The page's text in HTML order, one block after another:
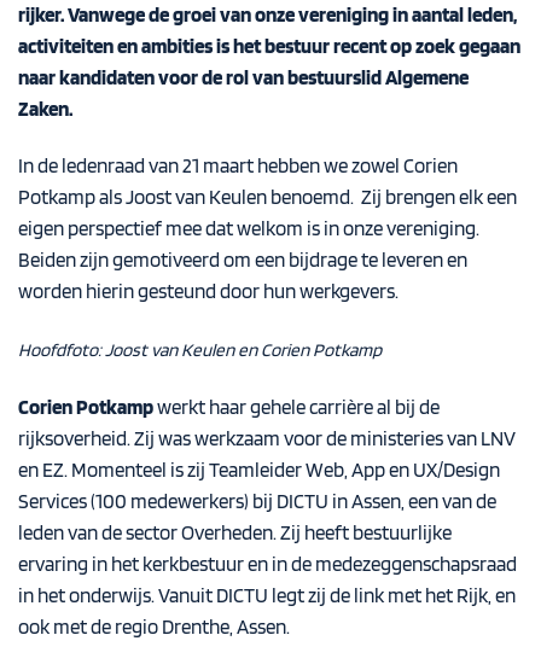
rijker. Vanwege de groei van onze vereniging in aantal leden,
activiteiten en ambities is het bestuur recent op zoek gegaan
naar kandidaten voor de rol van bestuurslid Algemene
Zaken.
In de ledenraad van 21 maart hebben we zowel Corien
Potkamp als Joost van Keulen benoemd. Zij brengen elk een
eigen perspectief mee dat welkom is in onze vereniging.
Beiden zijn gemotiveerd om een bijdrage te leveren en
worden hierin gesteund door hun werkgevers.
Hoofdfoto: Joost van Keulen en Corien Potkamp
Corien Potkampwerkt haar gehele carrière al bij de
rijksoverheid. Zij was werkzaam voor de ministeries van LNV
en EZ. Momenteel is zij Teamleider Web, App en UX/Design
Services (100 medewerkers) bij DICTU in Assen, een van de
leden van de sector Overheden. Zij heeft bestuurlijke
ervaring in het kerkbestuur en in de medezeggenschapsraad
in het onderwijs. Vanuit DICTU legt zij de link met het Rijk, en
ook met de regio Drenthe, Assen.